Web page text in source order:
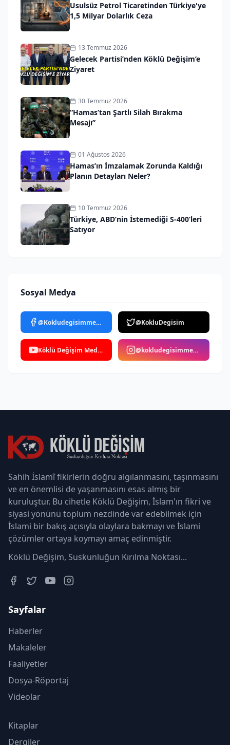
Usulsüz Petrol Ticaretinden Türkiye'ye
1,5 Milyar Dolarlık Ceza
13 Temmuz 2026
Gelecek Partisi’nden Köklü Değişim’e
Ziyaret
30 Temmuz 2026
“Hamas’tan Şartlı Silah Bırakma
Mesajı”
01 Ağustos 2026
Hamas’ın İmzalamak Zorunda Kaldığı
Planın Detayları Neler?
10 Temmuz 2026
Türkiye, ABD’nin İstemediği S-400’leri
Satıyor
Sosyal Medya
@Kokludegisimmedya @KokluDegisim
Köklü Değişim Medya @kokludegisimmedya
Sahih İslamî fikirlerin doğru algılanmasını, taşınmasını
ve en önemlisi de yaşanmasını esas almış bir
kuruluştur. Bu cihetle Köklü Değişim, İslam'ın fikri ve
siyasi yönünü toplum nezdinde var edebilmek için
İslami bir bakış açısıyla olaylara bakmayı ve İslami
çözümler ortaya koymayı amaç edinmiştir.
Köklü Değişim, Suskunluğun Kırılma Noktası...
Sayfalar
Haberler
Makaleler
Faaliyetler
Dosya-Röportaj
Videolar
Kitaplar
Dergiler